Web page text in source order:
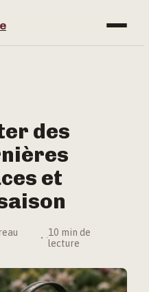
des
et
·10 min de
lecture